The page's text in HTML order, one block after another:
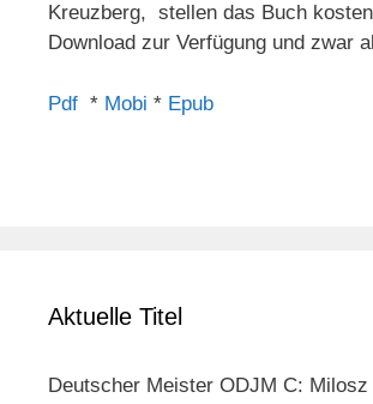
Kreuzberg, stellen das Buch
Download zur Verfügung und zwar
Pdf * Mobi * Epub
Aktuelle Titel
Deutscher Meister ODJM C: